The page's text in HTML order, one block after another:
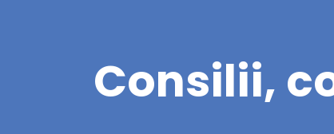
Consilii,